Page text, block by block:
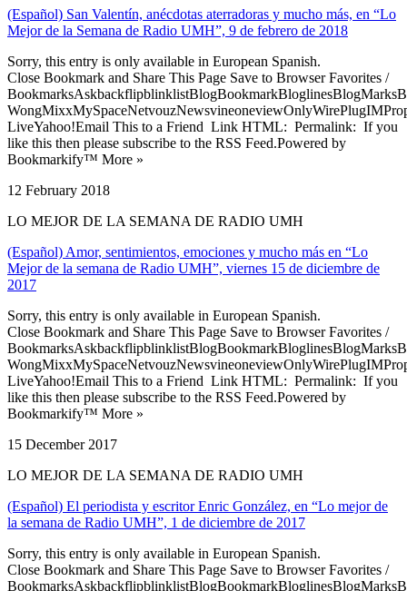
(Español) San Valentín, anécdotas aterradoras y mucho más, en “Lo
Mejor de la Semana de Radio UMH”, 9 de febrero de 2018
Sorry, this entry is only available in European Spanish.
Close Bookmark and Share This Page Save to Browser Favorites /
LiveYahoo!Email This to a Friend Link HTML: Permalink: If you
like this then please subscribe to the RSS Feed.Powered by
Bookmarkify™ More »
12 February 2018
LO MEJOR DE LA SEMANA DE RADIO UMH
(Español) Amor, sentimientos, emociones y mucho más en “Lo
Mejor de la semana de Radio UMH”, viernes 15 de diciembre de
2017
Sorry, this entry is only available in European Spanish.
Close Bookmark and Share This Page Save to Browser Favorites /
LiveYahoo!Email This to a Friend Link HTML: Permalink: If you
like this then please subscribe to the RSS Feed.Powered by
Bookmarkify™ More »
15 December 2017
LO MEJOR DE LA SEMANA DE RADIO UMH
(Español) El periodista y escritor Enric González, en “Lo mejor de
la semana de Radio UMH”, 1 de diciembre de 2017
Sorry, this entry is only available in European Spanish.
Close Bookmark and Share This Page Save to Browser Favorites /